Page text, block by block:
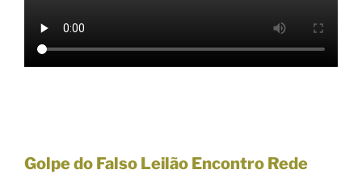
Golpe do Falso Leilão Encontro Rede